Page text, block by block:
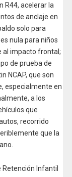
R44, acelerar la
de anclaje en
solo para
nula para niños
al impacto frontal;
de prueba de
NCAP, que son
especialmente en
a los
que
recorrido
que la
Retención Infantil